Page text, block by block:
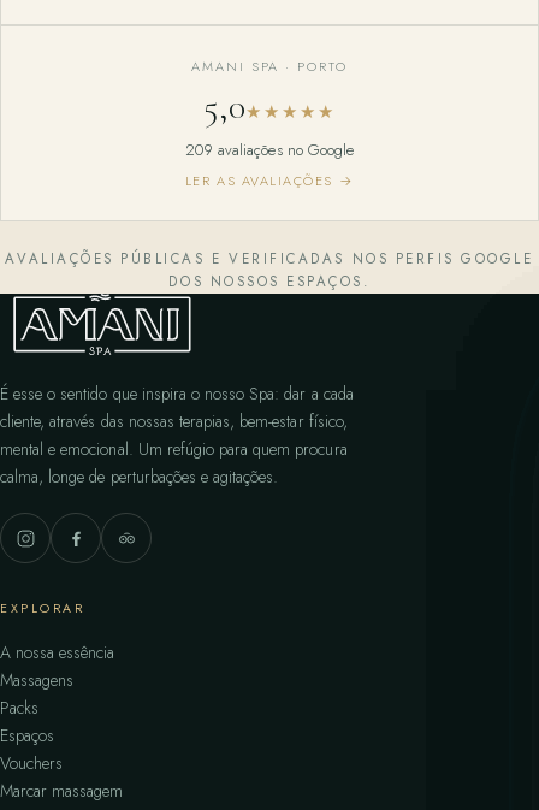
AMANI SPA · PORTO
5,0★★★★★
209 avaliações no Google
LER AS AVALIAÇÕES →
AVALIAÇÕES PÚBLICAS E VERIFICADAS NOS PERFIS GOOGLE
DOS NOSSOS ESPAÇOS.
É esse o sentido que inspira o nosso Spa: dar a cada
cliente, através das nossas terapias, bem-estar físico,
mental e emocional. Um refúgio para quem procura
calma, longe de perturbações e agitações.
EXPLORAR
A nossa essência
Massagens
Packs
Espaços
Vouchers
Marcar massagem